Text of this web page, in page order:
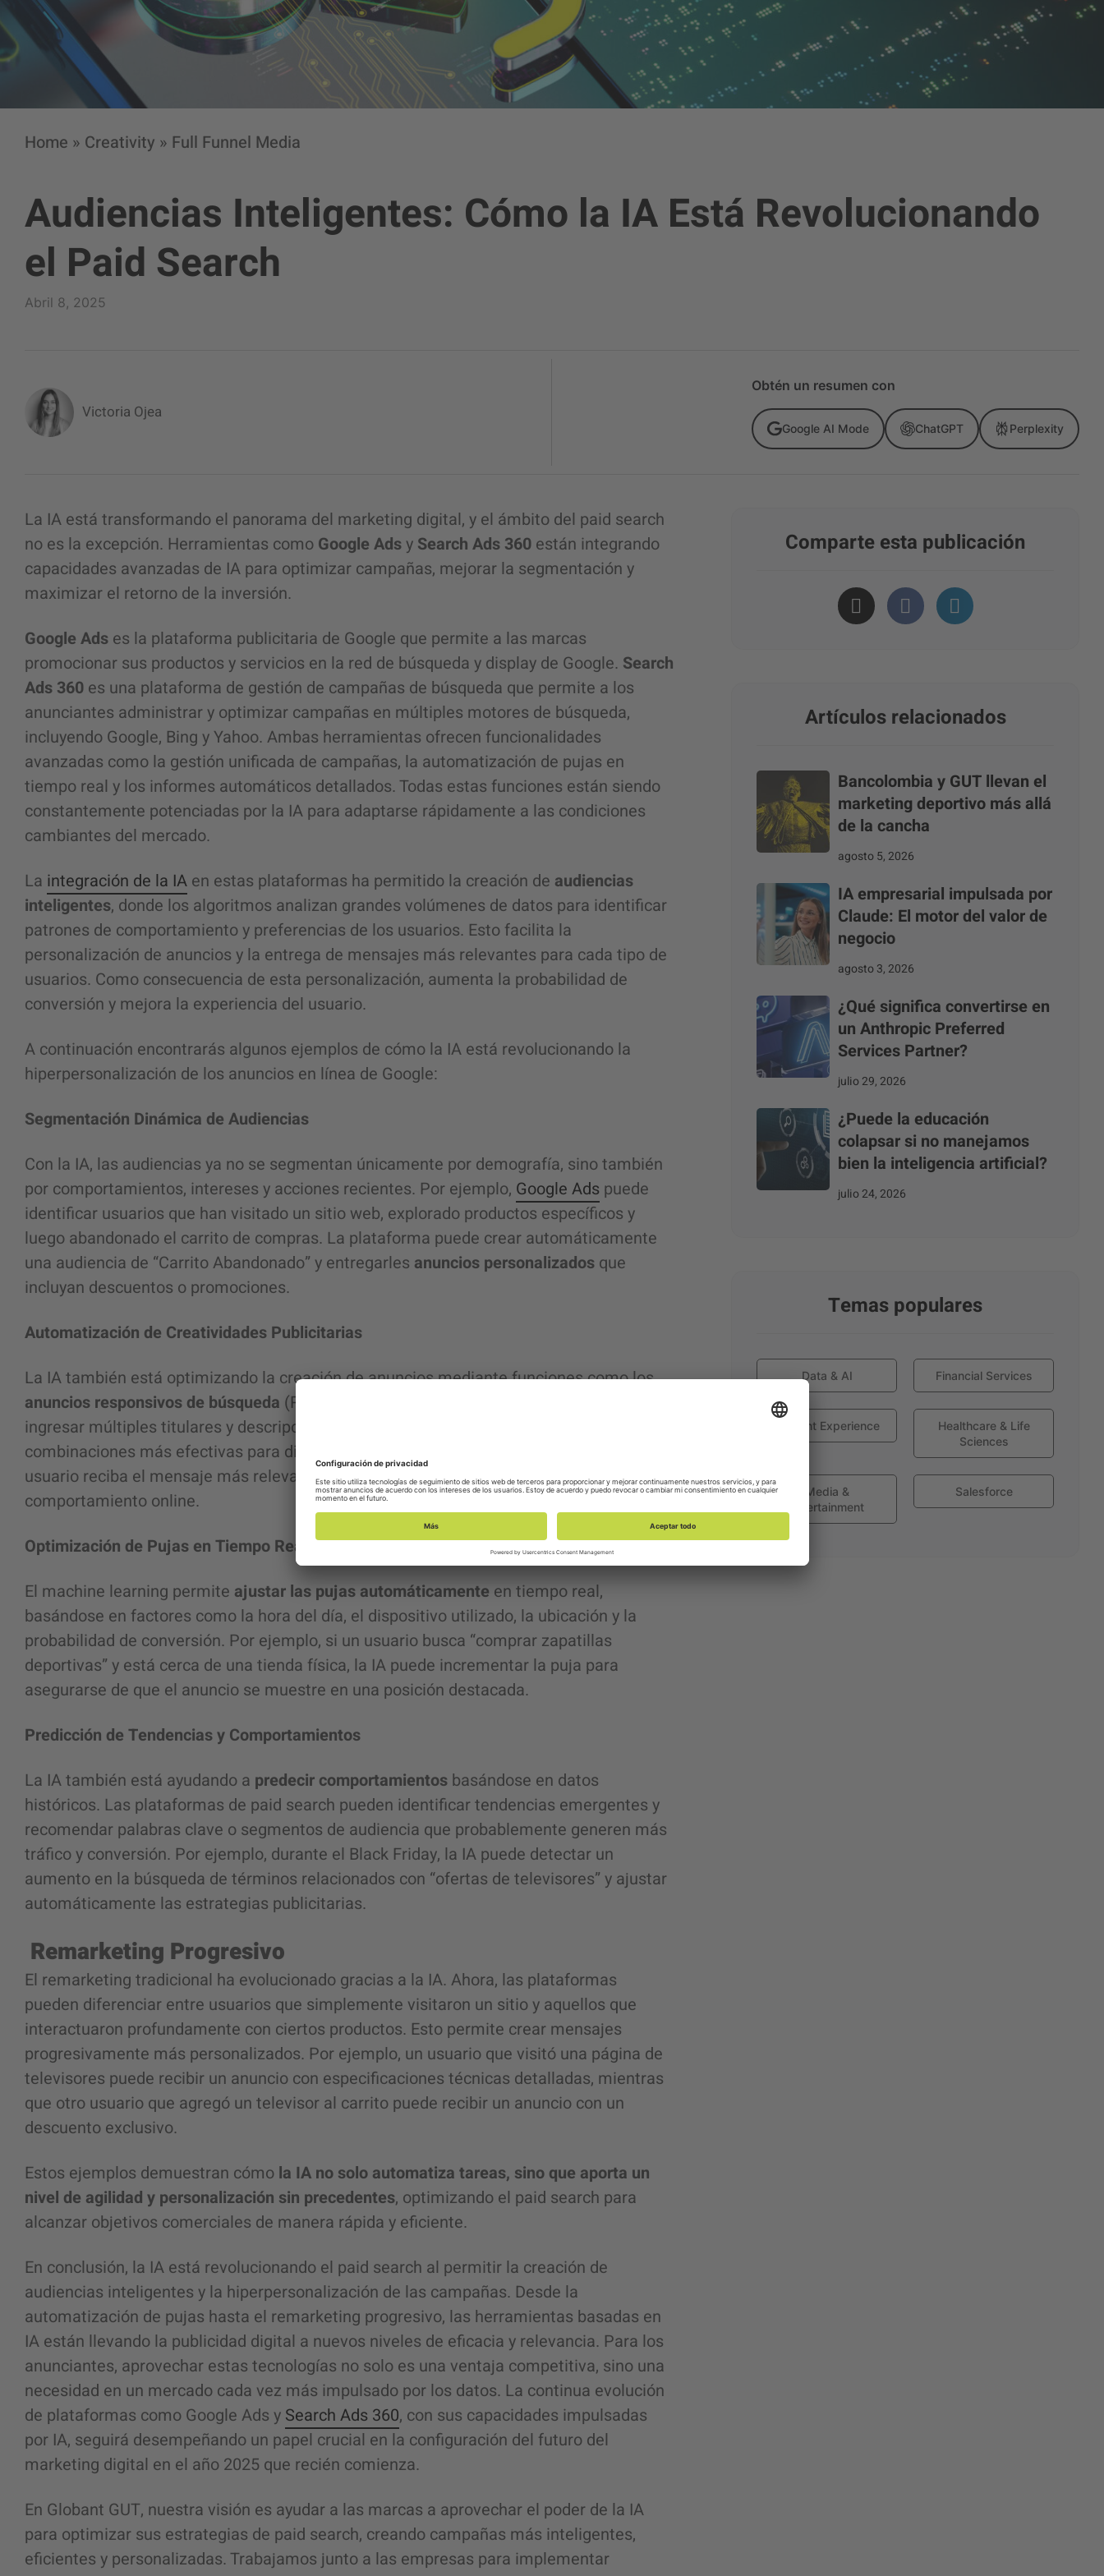
Home » Creativity » Full Funnel Media
Audiencias Inteligentes: Cómo la IA Está Revolucionando
el Paid Search
Abril 8, 2025
Victoria Ojea
Obtén un resumen con
Google AI Mode ChatGPT Perplexity
La IA está transformando el panorama del marketing digital, y el ámbito del paid search
no es la excepción. Herramientas como Google Ads y Search Ads 360 están integrando
capacidades avanzadas de IA para optimizar campañas, mejorar la segmentación y
maximizar el retorno de la inversión.
Google Ads es la plataforma publicitaria de Google que permite a las marcas
promocionar sus productos y servicios en la red de búsqueda y display de Google. Search
Ads 360 es una plataforma de gestión de campañas de búsqueda que permite a los
anunciantes administrar y optimizar campañas en múltiples motores de búsqueda,
incluyendo Google, Bing y Yahoo. Ambas herramientas ofrecen funcionalidades
avanzadas como la gestión unificada de campañas, la automatización de pujas en
tiempo real y los informes automáticos detallados. Todas estas funciones están siendo
constantemente potenciadas por la IA para adaptarse rápidamente a las condiciones
cambiantes del mercado.
La integración de la IA en estas plataformas ha permitido la creación de audiencias
inteligentes, donde los algoritmos analizan grandes volúmenes de datos para identificar
patrones de comportamiento y preferencias de los usuarios. Esto facilita la
personalización de anuncios y la entrega de mensajes más relevantes para cada tipo de
usuarios. Como consecuencia de esta personalización, aumenta la probabilidad de
conversión y mejora la experiencia del usuario.
A continuación encontrarás algunos ejemplos de cómo la IA está revolucionando la
hiperpersonalización de los anuncios en línea de Google:
Segmentación Dinámica de Audiencias
Con la IA, las audiencias ya no se segmentan únicamente por demografía, sino también
por comportamientos, intereses y acciones recientes. Por ejemplo, Google Ads puede
identificar usuarios que han visitado un sitio web, explorado productos específicos y
luego abandonado el carrito de compras. La plataforma puede crear automáticamente
una audiencia de “Carrito Abandonado” y entregarles anuncios personalizados que
incluyan descuentos o promociones.
Automatización de Creatividades Publicitarias
La IA también está optimizando la creación de anuncios mediante funciones como los
anuncios responsivos de búsqueda (RSA). Con esta tecnología, los anunciantes pueden
ingresar múltiples titulares y descripciones, y los algoritmos de Google seleccionan las
combinaciones más efectivas para diferentes audiencias. Esto asegura que cada
usuario reciba el mensaje más relevante, basado en su historial de búsqueda y
comportamiento online.
Optimización de Pujas en Tiempo Real
El machine learning permite ajustar las pujas automáticamente en tiempo real,
basándose en factores como la hora del día, el dispositivo utilizado, la ubicación y la
probabilidad de conversión. Por ejemplo, si un usuario busca “comprar zapatillas
deportivas” y está cerca de una tienda física, la IA puede incrementar la puja para
asegurarse de que el anuncio se muestre en una posición destacada.
Predicción de Tendencias y Comportamientos
La IA también está ayudando a predecir comportamientos basándose en datos
históricos. Las plataformas de paid search pueden identificar tendencias emergentes y
recomendar palabras clave o segmentos de audiencia que probablemente generen más
tráfico y conversión. Por ejemplo, durante el Black Friday, la IA puede detectar un
aumento en la búsqueda de términos relacionados con “ofertas de televisores” y ajustar
automáticamente las estrategias publicitarias.
Remarketing Progresivo
El remarketing tradicional ha evolucionado gracias a la IA. Ahora, las plataformas
pueden diferenciar entre usuarios que simplemente visitaron un sitio y aquellos que
interactuaron profundamente con ciertos productos. Esto permite crear mensajes
progresivamente más personalizados. Por ejemplo, un usuario que visitó una página de
televisores puede recibir un anuncio con especificaciones técnicas detalladas, mientras
que otro usuario que agregó un televisor al carrito puede recibir un anuncio con un
descuento exclusivo.
Estos ejemplos demuestran cómo la IA no solo automatiza tareas, sino que aporta un
nivel de agilidad y personalización sin precedentes, optimizando el paid search para
alcanzar objetivos comerciales de manera rápida y eficiente.
En conclusión, la IA está revolucionando el paid search al permitir la creación de
audiencias inteligentes y la hiperpersonalización de las campañas. Desde la
automatización de pujas hasta el remarketing progresivo, las herramientas basadas en
IA están llevando la publicidad digital a nuevos niveles de eficacia y relevancia. Para los
anunciantes, aprovechar estas tecnologías no solo es una ventaja competitiva, sino una
necesidad en un mercado cada vez más impulsado por los datos. La continua evolución
de plataformas como Google Ads y Search Ads 360, con sus capacidades impulsadas
por IA, seguirá desempeñando un papel crucial en la configuración del futuro del
marketing digital en el año 2025 que recién comienza.
En Globant GUT, nuestra visión es ayudar a las marcas a aprovechar el poder de la IA
para optimizar sus estrategias de paid search, creando campañas más inteligentes,
eficientes y personalizadas. Trabajamos junto a las empresas para implementar
Comparte esta publicación
Artículos relacionados
Bancolombia y GUT llevan el
marketing deportivo más allá
de la cancha
agosto 5, 2026
IA empresarial impulsada por
Claude: El motor del valor de
negocio
agosto 3, 2026
¿Qué significa convertirse en
un Anthropic Preferred
Services Partner?
julio 29, 2026
¿Puede la educación
colapsar si no manejamos
bien la inteligencia artificial?
julio 24, 2026
Temas populares
Data & AI Financial Services
Globant Experience
Healthcare & Life
Sciences
Media &
Entertainment
Salesforce